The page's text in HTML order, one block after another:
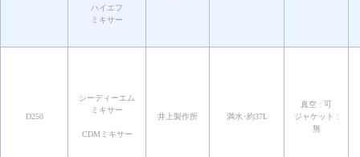
ハイエフ
ミキサー
D250
シーディーエム
ミキサー
CDMミキサー
井上製作所 満水･約37L
真空 : 可
ジャケット :
無